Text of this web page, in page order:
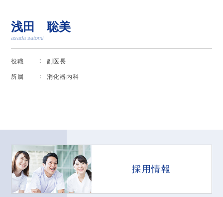
浅田 聡美
asada satomi
役職 副医長
所属 消化器内科
採用情報